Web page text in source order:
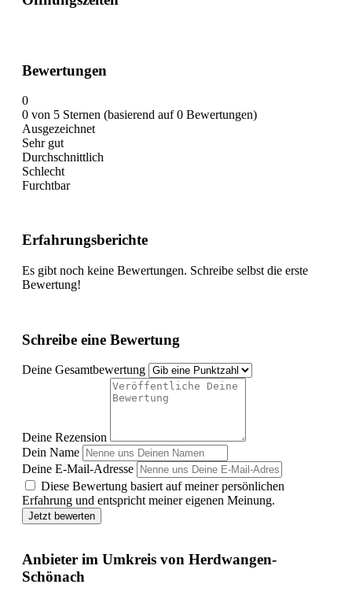
Bewertungen
0
0 von 5 Sternen (basierend auf 0 Bewertungen)
Ausgezeichnet
Sehr gut
Durchschnittlich
Schlecht
Furchtbar
Erfahrungsberichte
Es gibt noch keine Bewertungen. Schreibe selbst die erste
Bewertung!
Schreibe eine Bewertung
Deine Gesamtbewertung
Deine Rezension
Dein Name
Deine E-Mail-Adresse
Diese Bewertung basiert auf meiner persönlichen
Erfahrung und entspricht meiner eigenen Meinung.
Jetzt bewerten
Anbieter im Umkreis von Herdwangen-
Schönach